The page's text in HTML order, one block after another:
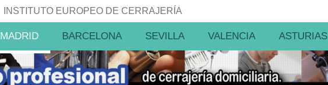
INSTITUTO EUROPEO DE CERRAJERÍA
MADRID BARCELONA SEVILLA VALENCIA ASTURIAS